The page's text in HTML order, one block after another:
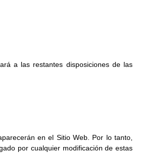
a las restantes disposiciones de las
en el Sitio Web. Por lo tanto,
por cualquier modificación de estas